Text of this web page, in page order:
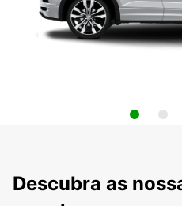
Descubra as